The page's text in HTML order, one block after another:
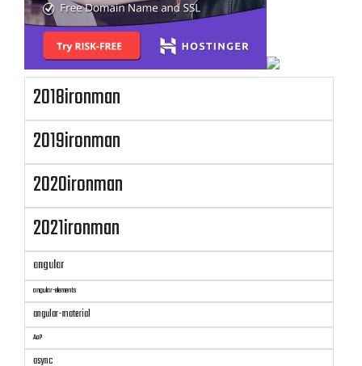
2018ironman
2019ironman
2020ironman
2021ironman
angular
angular-elements
angular-material
AoP
async